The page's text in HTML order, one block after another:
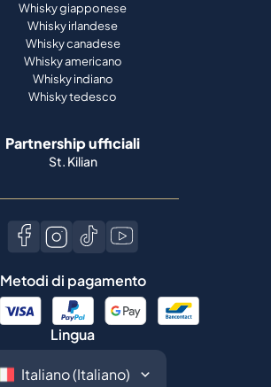
Whisky giapponese
Whisky irlandese
Whisky canadese
Whisky americano
Whisky indiano
Whisky tedesco
Partnership ufficiali
St. Kilian
Metodi di pagamento
Lingua